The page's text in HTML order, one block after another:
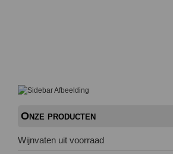
Onze producten
Wijnvaten uit voorraad